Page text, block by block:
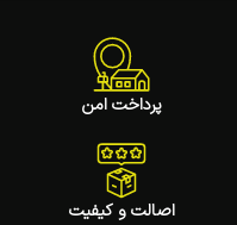
پرداخت امن
اصالت و کیفیت